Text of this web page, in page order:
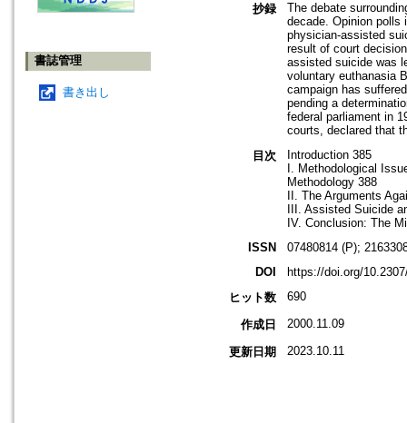
書誌管理
書き出し
抄録
The debate
decade. Opinion polls
physician-assisted
result of court
assisted suicide was
voluntary euthanasia
campaign has
pending a
federal parliament in
courts, declared that
目次
Introduction 385
I. Methodological
Methodology 388
II. The Arguments
III. Assisted Suicide
IV. Conclusion: The
ISSN
07480814 (P);
DOI
https://doi.org/
ヒット数
690
作成日 2000.11.09
更新日期 2023.10.11